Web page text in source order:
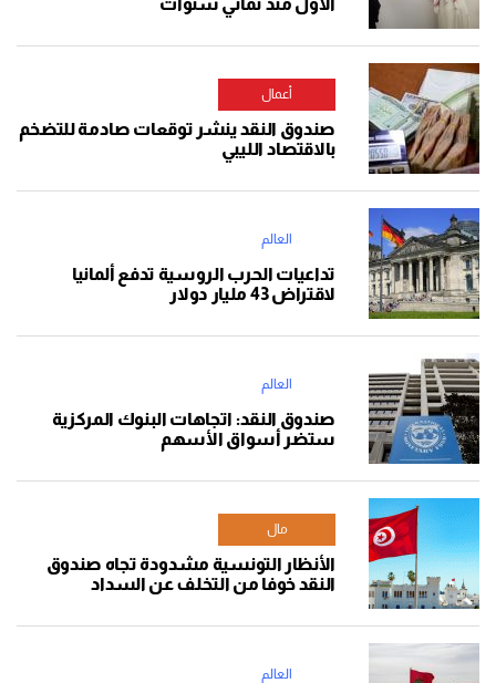
أعمال
صندوق النقد ينشر توقعات صادمة للتضخم
بالاقتصاد الليبي
العالم
تداعيات الحرب الروسية تدفع ألمانيا
لاقتراض 43 مليار دولار
العالم
صندوق النقد: اتجاهات البنوك المركزية
ستضر أسواق الأسهم
مال
الأنظار التونسية مشدودة تجاه صندوق
النقد خوفا من التخلف عن السداد
العالم